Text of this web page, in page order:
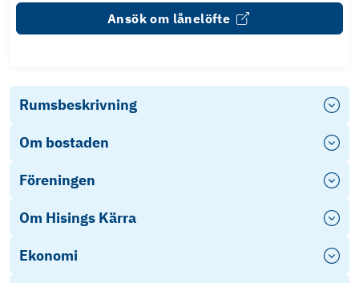
Ansök om lånelöfte
Rumsbeskrivning
Om bostaden
Föreningen
Om Hisings Kärra
Ekonomi